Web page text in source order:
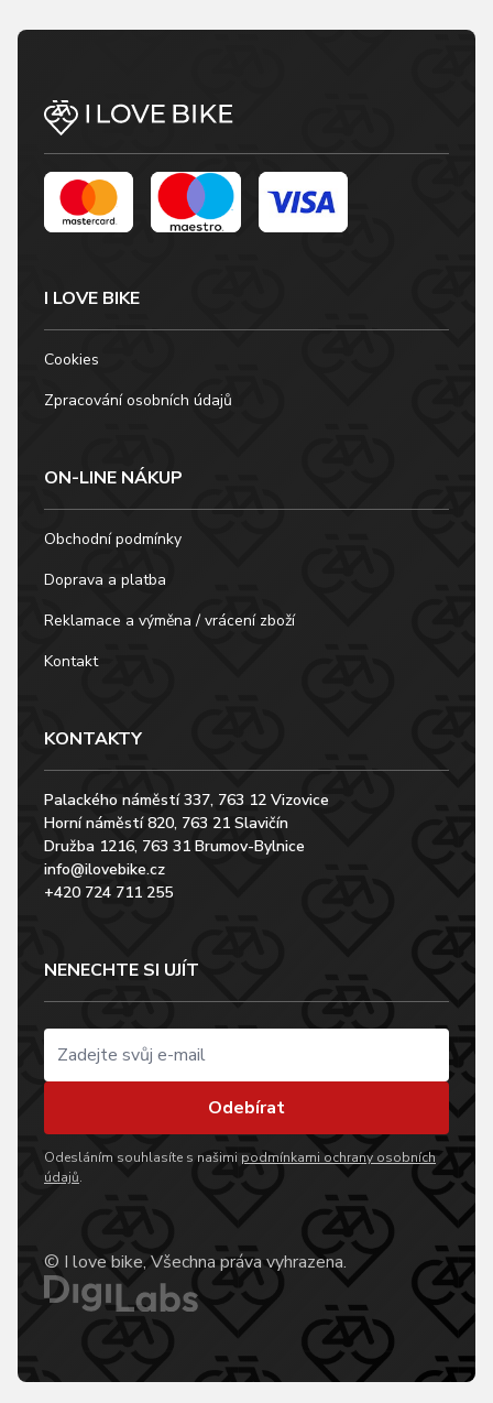
I LOVE BIKE
Cookies
Zpracování osobních údajů
ON-LINE NÁKUP
Obchodní podmínky
Doprava a platba
Reklamace a výměna / vrácení zboží
Kontakt
KONTAKTY
Palackého náměstí 337, 763 12 Vizovice
Horní náměstí 820, 763 21 Slavičín
Družba 1216, 763 31 Brumov-Bylnice
info@ilovebike.cz
+420 724 711 255
NENECHTE SI UJÍT
Odebírat
Odesláním souhlasíte s našimi podmínkami ochrany osobních
údajů.
© I love bike, Všechna práva vyhrazena.